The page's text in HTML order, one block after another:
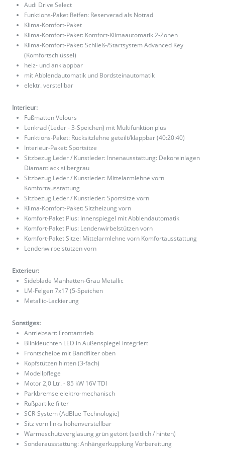
Audi Drive Select
Funktions-Paket Reifen: Reserverad als Notrad
Klima-Komfort-Paket
Klima-Komfort-Paket: Komfort-Klimaautomatik 2-Zonen
Klima-Komfort-Paket: Schließ-/Startsystem Advanced Key
(Komfortschlüssel)
heiz- und anklappbar
mit Abblendautomatik und Bordsteinautomatik
elektr. verstellbar
Interieur:
Fußmatten Velours
Lenkrad (Leder - 3-Speichen) mit Multifunktion plus
Funktions-Paket: Rücksitzlehne geteilt/klappbar (40:20:40)
Interieur-Paket: Sportsitze
Sitzbezug Leder / Kunstleder: Innenausstattung: Dekoreinlagen
Diamantlack silbergrau
Sitzbezug Leder / Kunstleder: Mittelarmlehne vorn
Komfortausstattung
Sitzbezug Leder / Kunstleder: Sportsitze vorn
Klima-Komfort-Paket: Sitzheizung vorn
Komfort-Paket Plus: Innenspiegel mit Abblendautomatik
Komfort-Paket Plus: Lendenwirbelstützen vorn
Komfort-Paket Sitze: Mittelarmlehne vorn Komfortausstattung
Lendenwirbelstützen vorn
Exterieur:
Sideblade Manhatten-Grau Metallic
LM-Felgen 7x17 (5-Speichen
Metallic-Lackierung
Sonstiges:
Antriebsart: Frontantrieb
Blinkleuchten LED in Außenspiegel integriert
Frontscheibe mit Bandfilter oben
Kopfstützen hinten (3-fach)
Modellpflege
Motor 2,0 Ltr. - 85 kW 16V TDI
Parkbremse elektro-mechanisch
Rußpartikelfilter
SCR-System (AdBlue-Technologie)
Sitz vorn links höhenverstellbar
Wärmeschutzverglasung grün getönt (seitlich / hinten)
Sonderausstattung: Anhängerkupplung Vorbereitung